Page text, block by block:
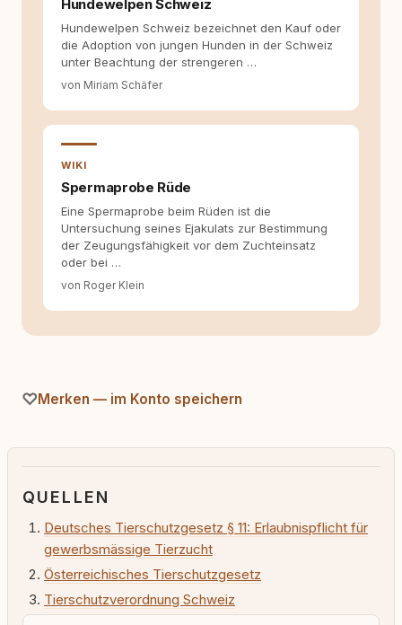
Hundewelpen Schweiz
Hundewelpen Schweiz bezeichnet den Kauf oder
die Adoption von jungen Hunden in der Schweiz
unter Beachtung der strengeren …
von Miriam Schäfer
WIKI
Spermaprobe Rüde
Eine Spermaprobe beim Rüden ist die
Untersuchung seines Ejakulats zur Bestimmung
der Zeugungsfähigkeit vor dem Zuchteinsatz
oder bei …
von Roger Klein
Merken — im Konto speichern
QUELLEN
Deutsches Tierschutzgesetz § 11: Erlaubnispflicht für
gewerbsmässige Tierzucht
Österreichisches Tierschutzgesetz
Tierschutzverordnung Schweiz